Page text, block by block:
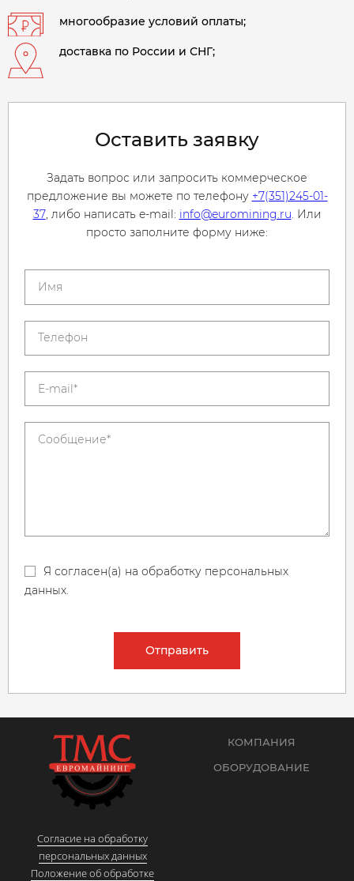
многообразие условий оплаты;
доставка по России и СНГ;
Оставить заявку
Задать вопрос или запросить коммерческое
предложение вы можете по телефону +7(351)245-01-
37, либо написать e-mail: info@euromining.ru. Или
просто заполните форму ниже:
Я согласен(а) на обработку персональных
данных.
Отправить
Согласие на обработку
персональных данных
Положение об обработке
КОМПАНИЯ
ОБОРУДОВАНИЕ